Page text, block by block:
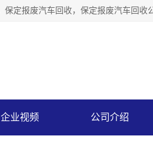
企业视频 公司介绍